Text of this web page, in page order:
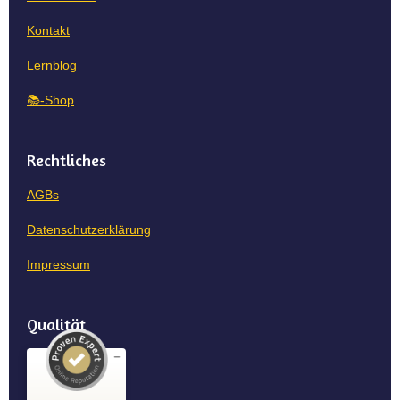
Kontakt
Lernblog
📚-Shop
Rechtliches
AGBs
Datenschutzerklärung
Impressum
Qualität
Kundenbewertungen